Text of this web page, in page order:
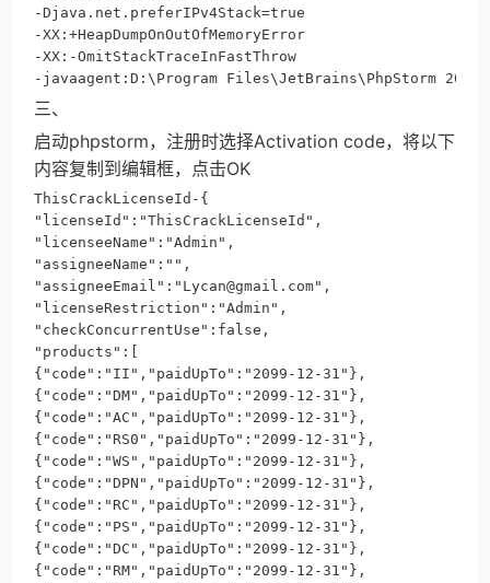
-Djava.net.preferIPv4Stack=true
-XX:+HeapDumpOnOutOfMemoryError
-XX:-OmitStackTraceInFastThrow
-javaagent:D:\Program Files\JetBrains\PhpStorm
三、
启动phpstorm，注册时选择Activation code，将以下
内容复制到编辑框，点击OK
ThisCrackLicenseId-{
"licenseId":"ThisCrackLicenseId",
"licenseeName":"Admin",
"assigneeName":"",
"assigneeEmail":"Lycan@gmail.com",
"licenseRestriction":"Admin",
"checkConcurrentUse":false,
"products":[
{"code":"II","paidUpTo":"2099-12-31"},
{"code":"DM","paidUpTo":"2099-12-31"},
{"code":"AC","paidUpTo":"2099-12-31"},
{"code":"RS0","paidUpTo":"2099-12-31"},
{"code":"WS","paidUpTo":"2099-12-31"},
{"code":"DPN","paidUpTo":"2099-12-31"},
{"code":"RC","paidUpTo":"2099-12-31"},
{"code":"PS","paidUpTo":"2099-12-31"},
{"code":"DC","paidUpTo":"2099-12-31"},
{"code":"RM","paidUpTo":"2099-12-31"},